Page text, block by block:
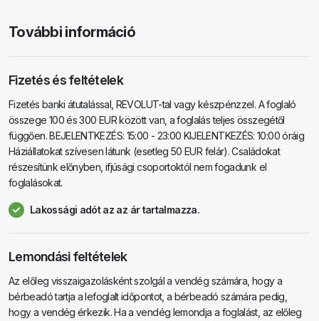
További információ
Fizetés és feltételek
Fizetés banki átutalással, REVOLUT-tal vagy készpénzzel. A foglaló
összege 100 és 300 EUR között van, a foglalás teljes összegétől
függően. BEJELENTKEZÉS: 15:00 - 23:00 KIJELENTKEZÉS: 10:00 óráig
Háziállatokat szívesen látunk (esetleg 50 EUR felár). Családokat
részesítünk előnyben, ifjúsági csoportoktól nem fogadunk el
foglalásokat.
Lakossági adót az az ár tartalmazza.
Lemondási feltételek
Az előleg visszaigazolásként szolgál a vendég számára, hogy a
bérbeadó tartja a lefoglalt időpontot, a bérbeadó számára pedig,
hogy a vendég érkezik. Ha a vendég lemondja a foglalást, az előleg